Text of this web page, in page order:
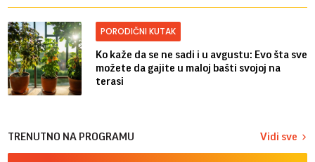
PORODIČNI KUTAK
Ko kaže da se ne sadi i u avgustu: Evo šta sve
možete da gajite u maloj bašti svojoj na
terasi
TRENUTNO NA PROGRAMU Vidi sve